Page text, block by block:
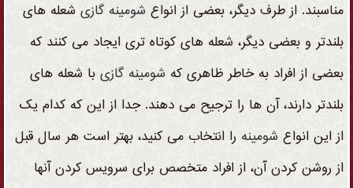
مناسبند. از طرف دیگر، بعضی از انواع شومینه گازیشعله های
بلندتر و بعضی دیگر، شعله های کوتاه تری ایجاد می کنند که
بعضی از افراد به خاطر ظاهری که شومینه گازیبا شعله های
بلندتر دارند، آن ها را ترجیح می دهند. جدا از این که کدام یک
از این انواع شومینه را انتخاب می کنید، بهتر است هر سال قبل
از روشن کردن آن، از افراد متخصص برای سرویس کردن آنها